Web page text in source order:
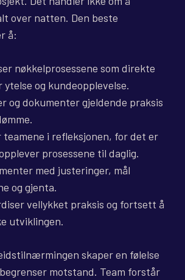
over natten. Den beste
å:
nøkkelprosessene som direkte
ytelse og kundeopplevelse.
og dokumenter gjeldende praksis
teamene i refleksjonen, for det er
prosessene til daglig.
med justeringer, mål
og gjenta.
vellykket praksis og fortsett å
utviklingen.
skaper en følelse
motstand. Team forstår